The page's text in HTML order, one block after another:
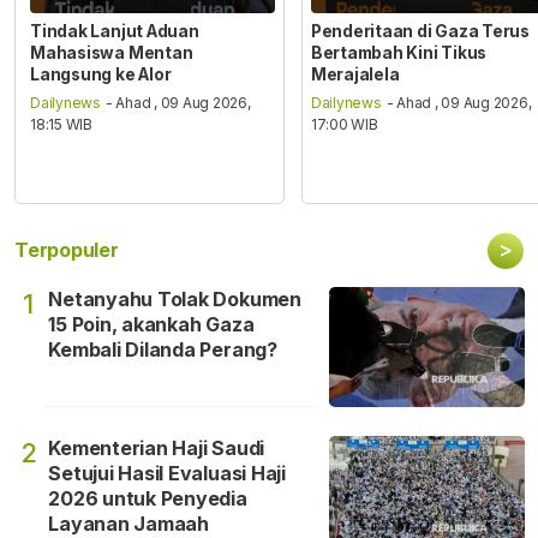
Tindak Lanjut Aduan
Mahasiswa Mentan
Langsung ke Alor
Dailynews - Ahad , 09 Aug 2026,
18:15 WIB
Penderitaan di Gaza Terus
Bertambah Kini Tikus
Merajalela
Dailynews - Ahad , 09 Aug 2026,
17:00 WIB
Terpopuler >
1
Netanyahu Tolak Dokumen
15 Poin, akankah Gaza
Kembali Dilanda Perang?
2 Kementerian Haji Saudi
Setujui Hasil Evaluasi Haji
2026 untuk Penyedia
Layanan Jamaah